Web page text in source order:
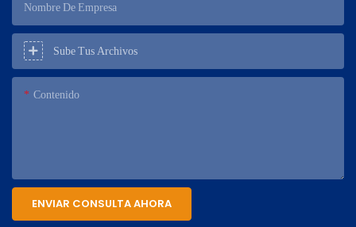
Nombre De Empresa
Sube Tus Archivos
Contenido
ENVIAR CONSULTA AHORA